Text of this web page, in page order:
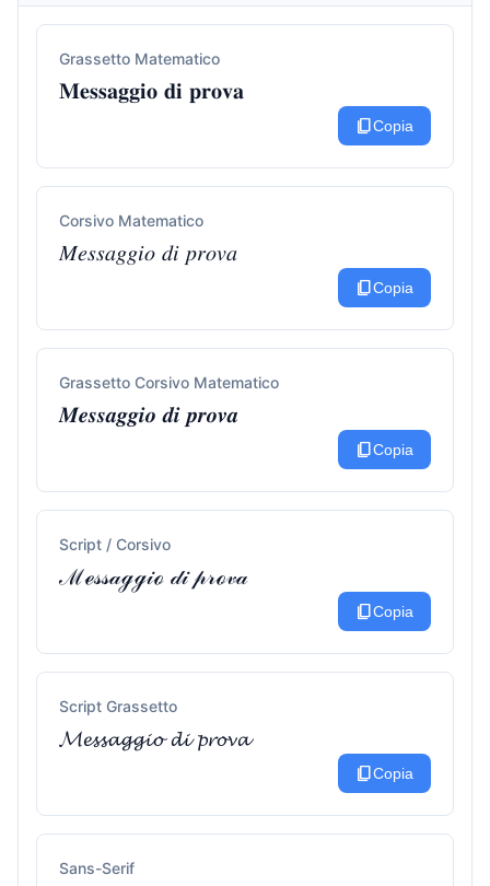
Grassetto Matematico
𝐌𝐞𝐬𝐬𝐚𝐠𝐠𝐢𝐨 𝐝𝐢 𝐩𝐫𝐨𝐯𝐚
content_copyCopia
Corsivo Matematico
𝑀𝑒𝑠𝑠𝑎𝑔𝑔𝑖𝑜 𝑑𝑖 𝑝𝑟𝑜𝑣𝑎
content_copyCopia
Grassetto Corsivo Matematico
𝑴𝒆𝒔𝒔𝒂𝒈𝒈𝒊𝒐 𝒅𝒊 𝒑𝒓𝒐𝒗𝒂
content_copyCopia
Script / Corsivo
ℳℯ𝓈𝓈𝒶ℊℊ𝒾ℴ 𝒹𝒾 𝓅𝓇ℴ𝓋𝒶
content_copyCopia
Script Grassetto
𝓜𝓮𝓼𝓼𝓪𝓰𝓰𝓲𝓸 𝓭𝓲 𝓹𝓻𝓸𝓿𝓪
content_copyCopia
Sans-Serif